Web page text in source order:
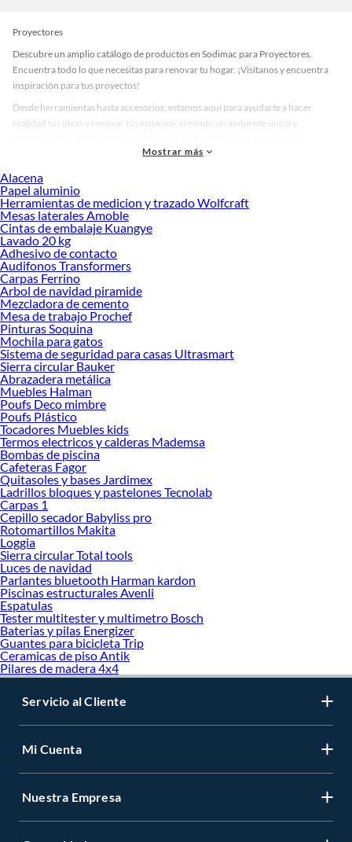
Proyectores
Descubre un amplio catálogo de productos en Sodimac para Proyectores.
Encuentra todo lo que necesitas para renovar tu hogar. ¡Visítanos y encuentra
inspiración para tus proyectos!
Desde herramientas hasta accesorios, estamos aquí para ayudarte a hacer
realidad tus ideas y renovar tus espacios, creando un ambiente único y
accesorios de calidad que te ayudarán a crear un espacio más tú.
Desde remodelaciones hasta proyectos de decoración, estamos aquí para hacer
tus ideas realidad. ¡Visítanos y encuentra todo lo que tenemos para ofrecerte en
Proyectores!
Explora la variedad de productos de Proyectores en Sodimac
Herramientas, materiales y accesorios de calidad para tus proyectos y
renovación de espacios. ¡Visítanos y descubre todo lo que tenemos para
ofrecerte!
Encuentra una amplia variedad de productos de Proyectores en Sodimac.
Encuentra todo lo necesario para tus proyectos de renovación y decoración.
¡Visítanos y haz tus ideas realidad!
Mostrar más
Alacena
Papel aluminio
Herramientas de medicion y trazado Wolfcraft
Mesas laterales Amoble
Cintas de embalaje Kuangye
Lavado 20 kg
Adhesivo de contacto
Audifonos Transformers
Carpas Ferrino
Arbol de navidad piramide
Mezcladora de cemento
Mesa de trabajo Prochef
Pinturas Soquina
Mochila para gatos
Sistema de seguridad para casas Ultrasmart
Sierra circular Bauker
Abrazadera metálica
Muebles Halman
Poufs Deco mimbre
Poufs Plástico
Tocadores Muebles kids
Termos electricos y calderas Mademsa
Bombas de piscina
Cafeteras Fagor
Quitasoles y bases Jardimex
Ladrillos bloques y pastelones Tecnolab
Carpas 1
Cepillo secador Babyliss pro
Rotomartillos Makita
Loggia
Sierra circular Total tools
Luces de navidad
Parlantes bluetooth Harman kardon
Piscinas estructurales Avenli
Espatulas
Tester multitester y multimetro Bosch
Baterias y pilas Energizer
Guantes para bicicleta Trip
Ceramicas de piso Antik
Pilares de madera 4x4
Servicio al Cliente
Mi Cuenta
Nuestra Empresa